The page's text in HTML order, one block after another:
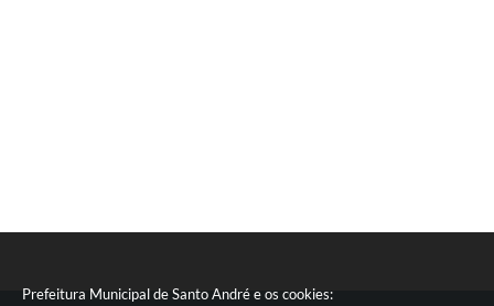
Prefeitura Municipal de Santo André e os cookies: